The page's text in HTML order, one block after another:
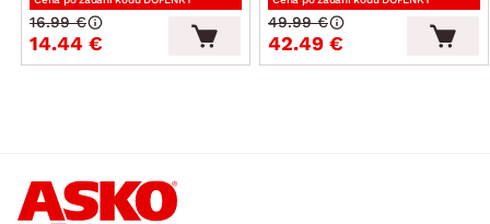
14.44 €
16.99 €
42.49 €
49.99 €